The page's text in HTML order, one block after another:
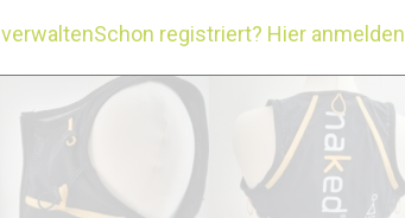
Schon registriert? Hier anmelden